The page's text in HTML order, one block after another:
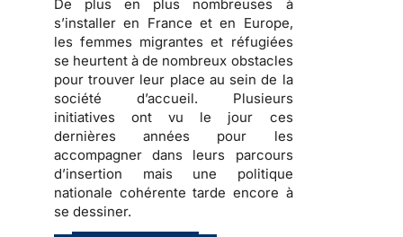
De plus en plus nombreuses à
s’installer en France et en Europe,
lesfemmes migrantes et réfugiées
se heurtent à de nombreux obstacles
pour trouver leur place au sein de la
société d’accueil. Plusieurs
initiatives ont vu le jour ces
dernières années pour les
accompagner dans leurs parcours
d’insertion mais une politique
nationale cohérente tarde encore à
se dessiner.